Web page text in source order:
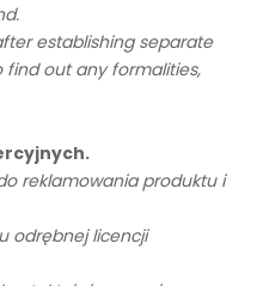
establishing separate
find out any formalities,
reklamowania produktu i
odrębnej licencji